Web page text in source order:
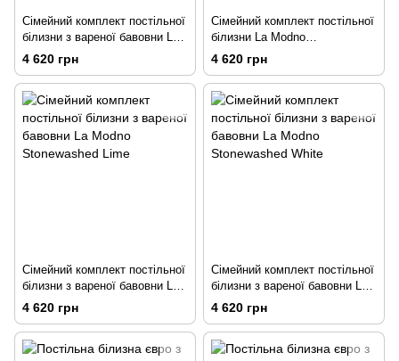
Сімейний комплект постільної
білизни з вареної бавовни La
Modno Stonewashed Beige
4 620 грн
Сімейний комплект постільної
білизни La Modno
Stonewashed Grass Green
4 620 грн
Сімейний комплект постільної
білизни з вареної бавовни La
Modno Stonewashed Lime
4 620 грн
Сімейний комплект постільної
білизни з вареної бавовни La
Modno Stonewashed White
4 620 грн